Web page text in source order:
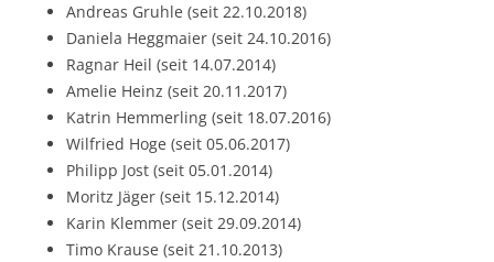
Andreas Gruhle (seit 22.10.2018)
Daniela Heggmaier (seit 24.10.2016)
Ragnar Heil (seit 14.07.2014)
Amelie Heinz (seit 20.11.2017)
Katrin Hemmerling (seit 18.07.2016)
Wilfried Hoge (seit 05.06.2017)
Philipp Jost (seit 05.01.2014)
Moritz Jäger (seit 15.12.2014)
Karin Klemmer (seit 29.09.2014)
Timo Krause (seit 21.10.2013)